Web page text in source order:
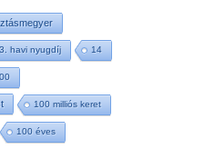
havi nyugdíj 14
100 milliós keret
100 éves